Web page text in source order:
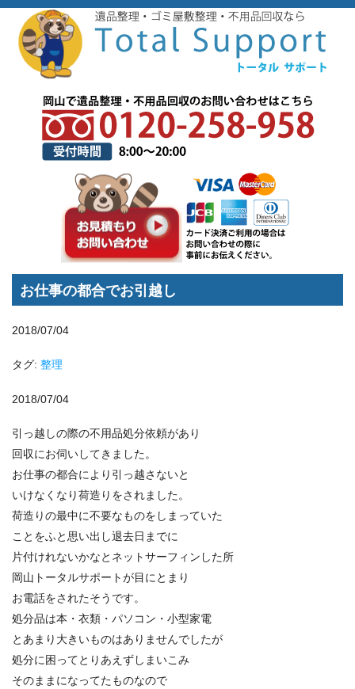
トップページ スタッフブログ 不用品回収
お仕事の都合でお引越し
2018/07/04
タグ: 整理
2018/07/04
引っ越しの際の不用品処分依頼があり
回収にお伺いしてきました。
お仕事の都合により引っ越さないと
いけなくなり荷造りをされました。
荷造りの最中に不要なものをしまっていた
ことをふと思い出し退去日までに
片付けれないかなとネットサーフィンした所
岡山トータルサポートが目にとまり
お電話をされたそうです。
処分品は本・衣類・パソコン・小型家電
とあまり大きいものはありませんでしたが
処分に困ってとりあえずしまいこみ
そのままになってたものなので